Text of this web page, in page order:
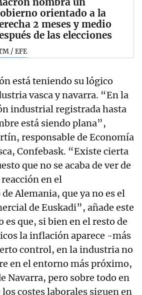
orientado a la
2 meses y medio
de las elecciones
/ EFE
está teniendo su lógico
vasca y navarra. “En la
industrial registrada hasta
está siendo plana”,
responsable de Economía
Confebask. “Existe cierta
que no se acaba de ver de
en el
Alemania, que ya no es el
de Euskadi”, añade este
es que, si bien en el resto de
la inflación aparece -más
control, en la industria no
en el entorno más próximo,
Navarra, pero sobre todo en
costes laborales siguen en